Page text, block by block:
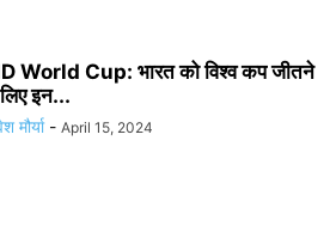
World Cup: भारत को विश्व कप जीतने
इन...
मौर्या - April 15, 2024